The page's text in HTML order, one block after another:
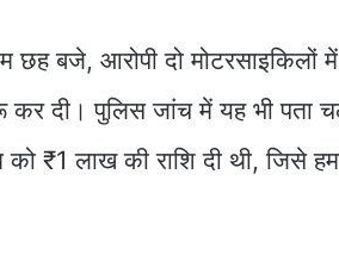
बजे, आरोपी दो मोटरसाइकिलों
दी। पुलिस जांच में यह भी पता
₹1 लाख की राशि दी थी, जिसे